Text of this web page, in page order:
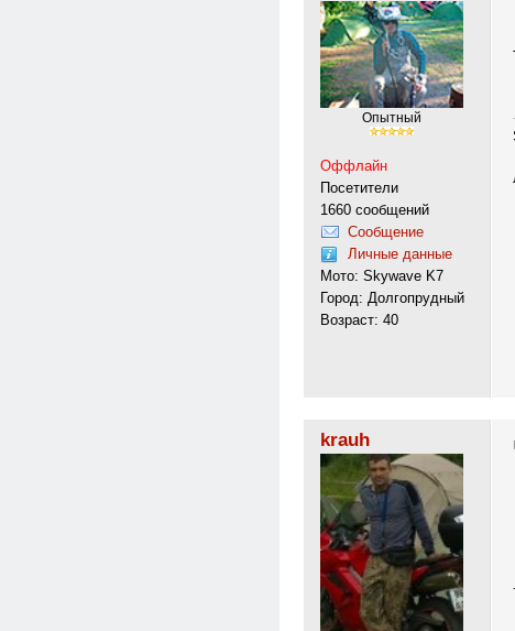
Опытный
Оффлайн
Посетители
1660 сообщений
Сообщение
Личные данные
Мото: Skywave K7
Город: Долгопрудный
Возраст: 40
krauh